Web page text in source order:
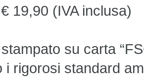
19,90 (IVA inclusa)
su carta
i rigorosi standard